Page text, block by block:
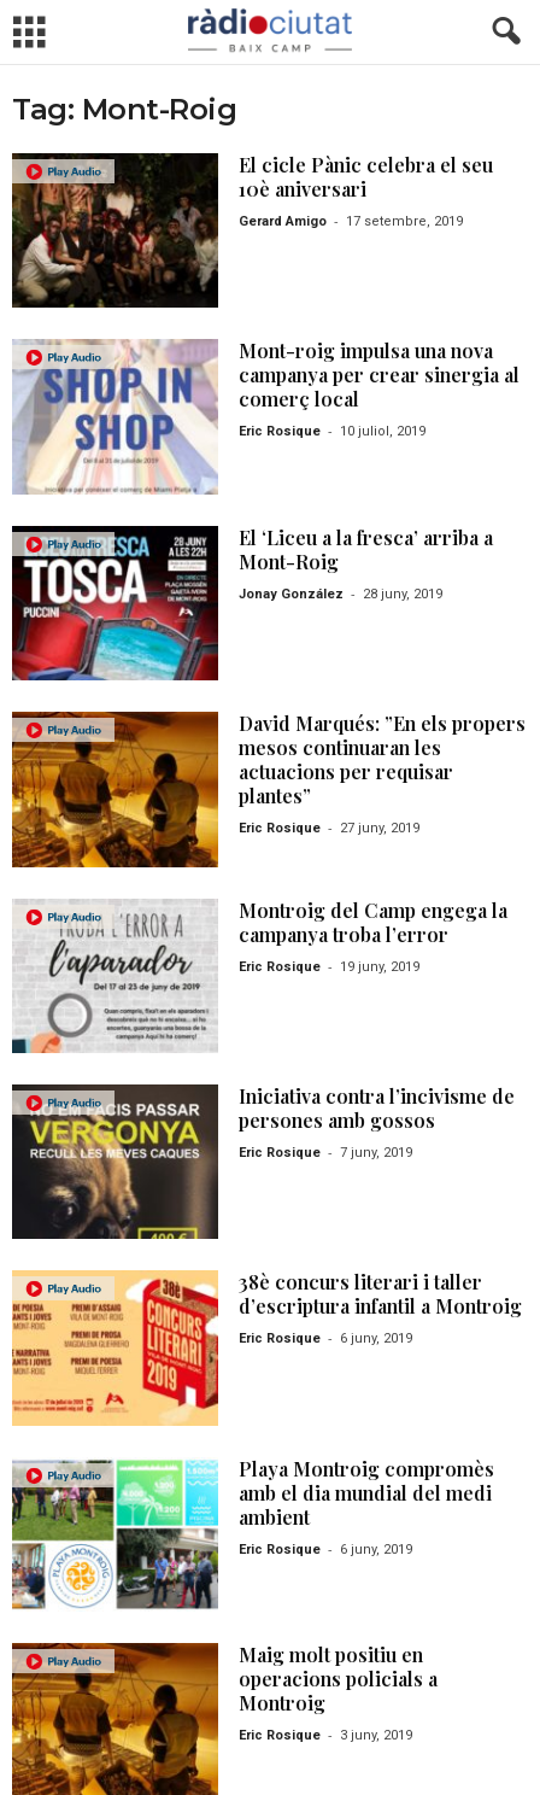
Tag: Mont-Roig
El cicle Pànic celebra el seu
10è aniversari
Gerard Amigo - 17 setembre, 2019
Mont-roig impulsa una nova
campanya per crear sinergia al
comerç local
Eric Rosique - 10 juliol, 2019
El ‘Liceu a la fresca’ arriba a
Mont-Roig
Jonay González - 28 juny, 2019
David Marqués: ”En els propers
mesos continuaran les
actuacions per requisar
plantes”
Eric Rosique - 27 juny, 2019
Montroig del Camp engega la
campanya troba l’error
Eric Rosique - 19 juny, 2019
Iniciativa contra l’incivisme de
persones amb gossos
Eric Rosique - 7 juny, 2019
38è concurs literari i taller
d’escriptura infantil a Montroig
Eric Rosique - 6 juny, 2019
Playa Montroig compromès
amb el dia mundial del medi
ambient
Eric Rosique - 6 juny, 2019
Maig molt positiu en
operacions policials a
Montroig
Eric Rosique - 3 juny, 2019